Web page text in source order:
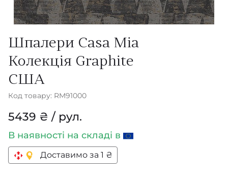
Шпалери Casa Mia
Колекція Graphite
США
Код товару: RM91000
5439 ₴ / рул.
В наявності на складі в
Доставимо за 1 ₴